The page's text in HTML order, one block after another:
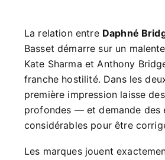
La relation entre Daphné
Basset démarre sur un
Kate Sharma et Anthony
franche hostilité. Dans les
première impression laisse
profondes — et demande des
considérables pour être
Les marques jouent